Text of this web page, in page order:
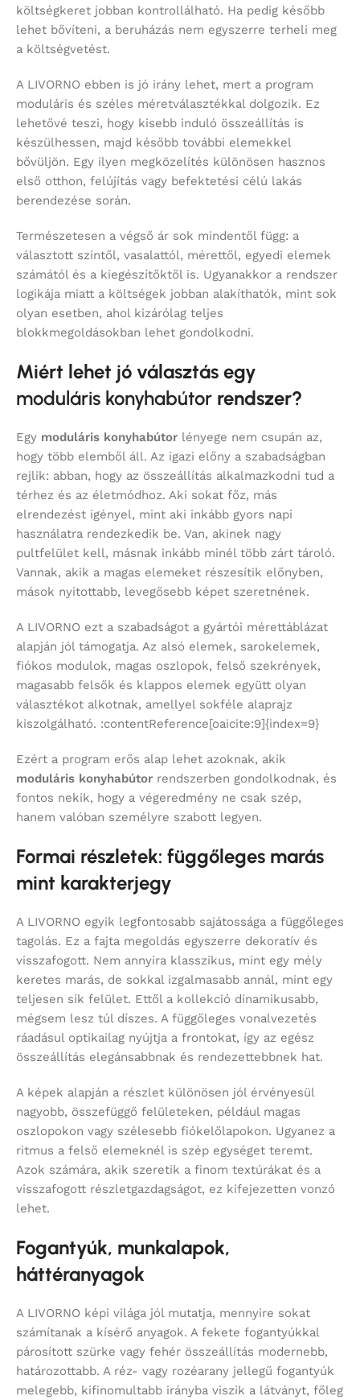
költségkeret jobban kontrollálható. Ha pedig később
lehet bővíteni, a beruházás nem egyszerre terheli meg
a költségvetést.
A LIVORNO ebben is jó irány lehet, mert a program
moduláris és széles méretválasztékkal dolgozik. Ez
lehetővé teszi, hogy kisebb induló összeállítás is
készülhessen, majd később további elemekkel
bővüljön. Egy ilyen megközelítés különösen hasznos
első otthon, felújítás vagy befektetési célú lakás
berendezése során.
Természetesen a végső ár sok mindentől függ: a
választott színtől, vasalattól, mérettől, egyedi elemek
számától és a kiegészítőktől is. Ugyanakkor a rendszer
logikája miatt a költségek jobban alakíthatók, mint sok
olyan esetben, ahol kizárólag teljes
blokkmegoldásokban lehet gondolkodni.
Miért lehet jó választás egy
moduláris konyhabútor rendszer?
Egy moduláris konyhabútor lényege nem csupán az,
hogy több elemből áll. Az igazi előny a szabadságban
rejlik: abban, hogy az összeállítás alkalmazkodni tud a
térhez és az életmódhoz. Aki sokat főz, más
elrendezést igényel, mint aki inkább gyors napi
használatra rendezkedik be. Van, akinek nagy
pultfelület kell, másnak inkább minél több zárt tároló.
Vannak, akik a magas elemeket részesítik előnyben,
mások nyitottabb, levegősebb képet szeretnének.
A LIVORNO ezt a szabadságot a gyártói mérettáblázat
alapján jól támogatja. Az alsó elemek, sarokelemek,
fiókos modulok, magas oszlopok, felső szekrények,
magasabb felsők és klappos elemek együtt olyan
választékot alkotnak, amellyel sokféle alaprajz
kiszolgálható. :contentReference[oaicite:9]{index=9}
Ezért a program erős alap lehet azoknak, akik
moduláris konyhabútor rendszerben gondolkodnak, és
fontos nekik, hogy a végeredmény ne csak szép,
hanem valóban személyre szabott legyen.
Formai részletek: függőleges marás
mint karakterjegy
A LIVORNO egyik legfontosabb sajátossága a függőleges
tagolás. Ez a fajta megoldás egyszerre dekoratív és
visszafogott. Nem annyira klasszikus, mint egy mély
keretes marás, de sokkal izgalmasabb annál, mint egy
teljesen sík felület. Ettől a kollekció dinamikusabb,
mégsem lesz túl díszes. A függőleges vonalvezetés
ráadásul optikailag nyújtja a frontokat, így az egész
összeállítás elegánsabbnak és rendezettebbnek hat.
A képek alapján a részlet különösen jól érvényesül
nagyobb, összefüggő felületeken, például magas
oszlopokon vagy szélesebb fiókelőlapokon. Ugyanez a
ritmus a felső elemeknél is szép egységet teremt.
Azok számára, akik szeretik a finom textúrákat és a
visszafogott részletgazdagságot, ez kifejezetten vonzó
lehet.
Fogantyúk, munkalapok,
háttéranyagok
A LIVORNO képi világa jól mutatja, mennyire sokat
számítanak a kísérő anyagok. A fekete fogantyúkkal
párosított szürke vagy fehér összeállítás modernebb,
határozottabb. A réz- vagy rozéarany jellegű fogantyúk
melegebb, kifinomultabb irányba viszik a látványt, főleg